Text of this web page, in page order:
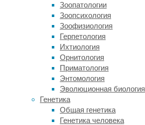
Зоопатологии
Зоопсихология
Зоофизиология
Герпетология
Ихтиология
Орнитология
Приматология
Энтомология
Эволюционная биология
Генетика
Общая генетика
Генетика человека
открытию
механизма,
объясняющего,
фруктоза
часто
используемая
в
диетических
целях